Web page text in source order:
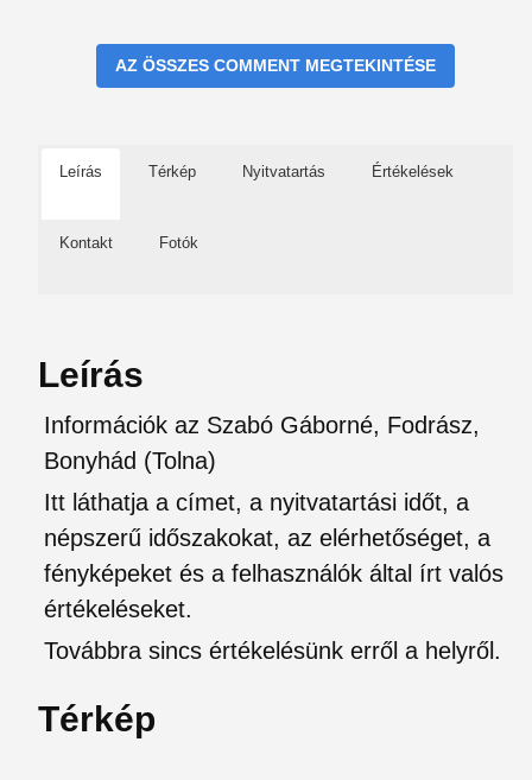
AZ ÖSSZES COMMENT MEGTEKINTÉSE
Leírás Térkép Nyitvatartás Értékelések
Kontakt Fotók
Leírás
Információk az Szabó Gáborné, Fodrász,
Bonyhád (Tolna)
Itt láthatja a címet, a nyitvatartási időt, a
népszerű időszakokat, az elérhetőséget, a
fényképeket és a felhasználók által írt valós
értékeléseket.
Továbbra sincs értékelésünk erről a helyről.
Térkép